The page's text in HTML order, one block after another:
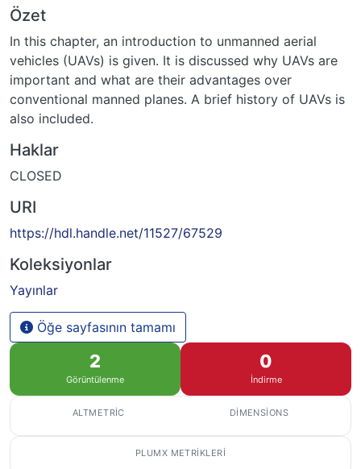
Özet
In this chapter, an introduction to unmanned aerial
vehicles (UAVs) is given. It is discussed why UAVs are
important and what are their advantages over
conventional manned planes. A brief history of UAVs is
also included.
Haklar
CLOSED
URI
https://hdl.handle.net/11527/67529
Koleksiyonlar
Yayınlar
Öğe sayfasının tamamı
2
Görüntülenme
0
İndirme
ALTMETRIC DIMENSIONS
PLUMX METRIKLERI